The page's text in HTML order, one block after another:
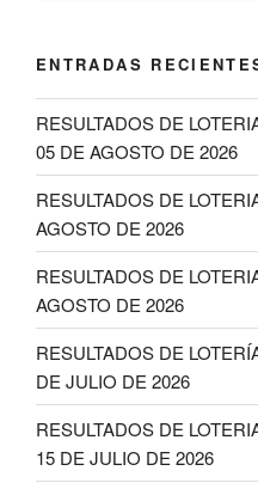
ENTRADAS
RESULTADOS DE
05 DE AGOSTO DE 2026
RESULTADOS DE
AGOSTO DE 2026
RESULTADOS DE
AGOSTO DE 2026
RESULTADOS DE
DE JULIO DE 2026
RESULTADOS DE
15 DE JULIO DE 2026